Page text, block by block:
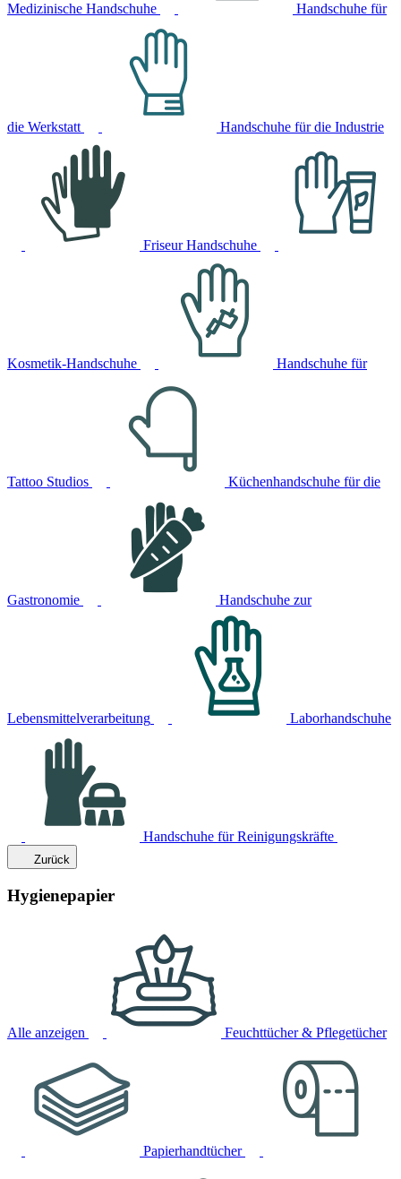
Medizinische Handschuhe Handschuhe für
die Werkstatt Handschuhe für die Industrie
Friseur Handschuhe
Kosmetik-Handschuhe Handschuhe für
Tattoo Studios Küchenhandschuhe für die
Gastronomie Handschuhe zur
Lebensmittelverarbeitung Laborhandschuhe
Handschuhe für Reinigungskräfte
Zurück
Hygienepapier
Alle anzeigen Feuchttücher & Pflegetücher
Papierhandtücher